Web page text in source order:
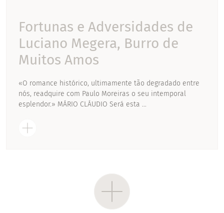
Fortunas e Adversidades de
Luciano Megera, Burro de
Muitos Amos
«O romance histórico, ultimamente tão degradado entre
nós, readquire com Paulo Moreiras o seu intemporal
esplendor.» MÁRIO CLÁUDIO Será esta ...